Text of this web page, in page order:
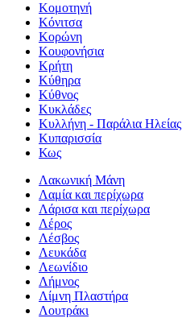
Κομοτηνή
Κόνιτσα
Κορώνη
Κουφονήσια
Κρήτη
Κύθηρα
Κύθνος
Κυκλάδες
Κυλλήνη - Παράλια Ηλείας
Κυπαρισσία
Κως
Λακωνική Μάνη
Λαμία και περίχωρα
Λάρισα και περίχωρα
Λέρος
Λέσβος
Λευκάδα
Λεωνίδιο
Λήμνος
Λίμνη Πλαστήρα
Λουτράκι